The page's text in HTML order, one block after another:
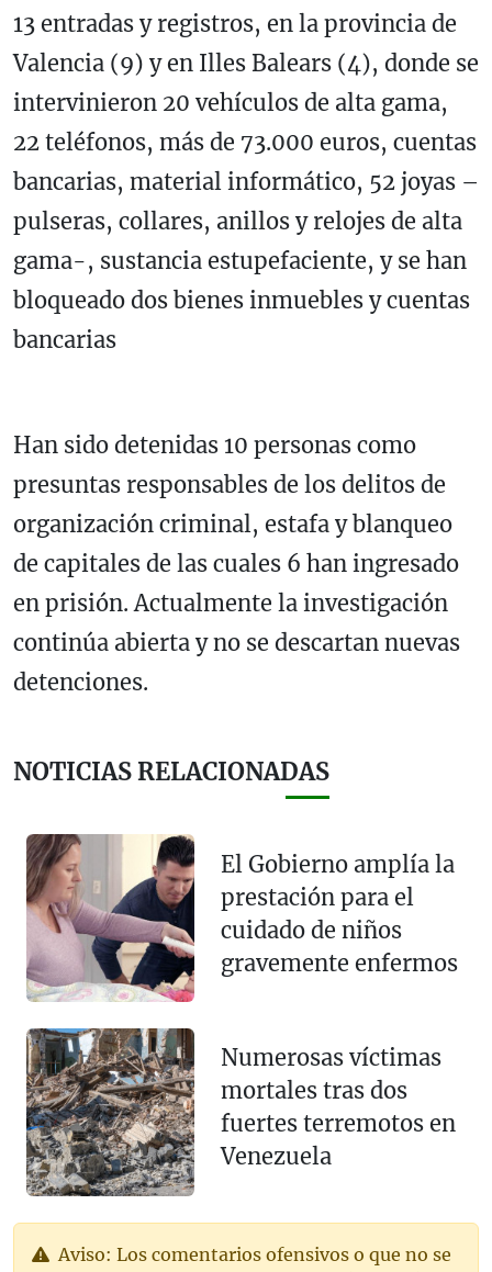
13 entradas y registros, en la provincia de
Valencia (9) y en Illes Balears (4), donde se
intervinieron 20 vehículos de alta gama,
22 teléfonos, más de 73.000 euros, cuentas
bancarias, material informático, 52 joyas –
pulseras, collares, anillos y relojes de alta
gama-, sustancia estupefaciente, y se han
bloqueado dos bienes inmuebles y cuentas
bancarias
Han sido detenidas 10 personas como
presuntas responsables de los delitos de
organización criminal, estafa y blanqueo
de capitales de las cuales 6 han ingresado
en prisión. Actualmente la investigación
continúa abierta y no se descartan nuevas
detenciones.
NOTICIAS RELACIONADAS
El Gobierno amplía la
prestación para el
cuidado de niños
gravemente enfermos
Numerosas víctimas
mortales tras dos
fuertes terremotos en
Venezuela
Aviso: Los comentarios ofensivos o que no se